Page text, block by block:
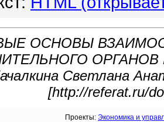
ОСНОВЫ
ОРГАНОВ
Светлана
[http://referat.ru/
Проекты: Экономика и